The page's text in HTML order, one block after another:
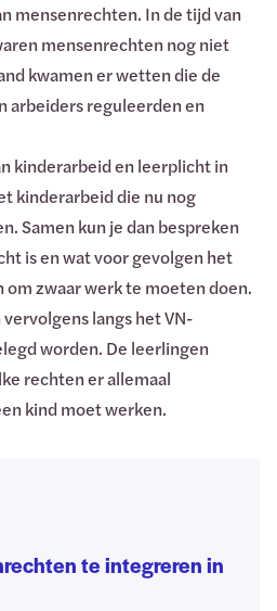
mensenrechten. In de tijd van
mensenrechten nog niet
kwamen er wetten die de
arbeiders reguleerden en
kinderarbeid en leerplicht in
kinderarbeid die nu nog
Samen kun je dan bespreken
is en wat voor gevolgen het
om zwaar werk te moeten doen.
langs het VN-
worden. De leerlingen
rechten er allemaal
kind moet werken.
te integreren in